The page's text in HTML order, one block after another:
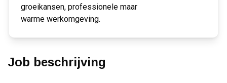
groeikansen, professionele maar
warme werkomgeving.
Job beschrijving